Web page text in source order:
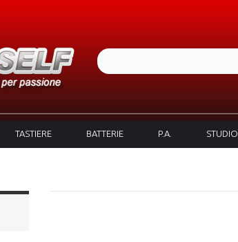
TASTIERE BATTERIE P.A. STUDIO